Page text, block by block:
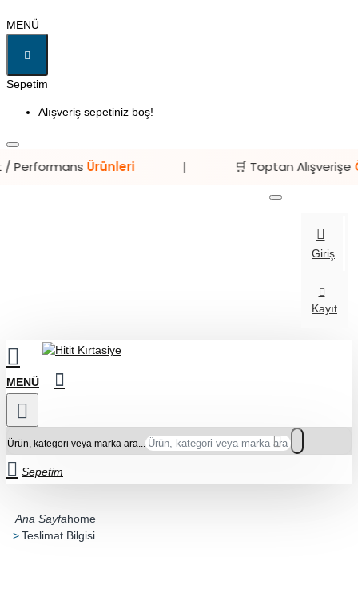
MENÜ
Sepetim
Alışveriş sepetiniz boş!
Ürünleri 🛒 Toptan Alışverişe
Giriş
Kayıt
Ürün, kategori veya marka ara...
Sepetim
home
Teslimat Bilgisi